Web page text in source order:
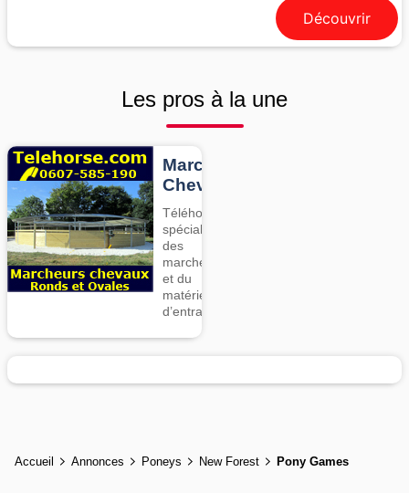
Découvrir
Les pros à la une
Marcheurs
Chevaux
Téléhorse,
spécialiste
des
marcheurs
et du
matériel
d’entrainement
Accueil Annonces Poneys New Forest Pony Games